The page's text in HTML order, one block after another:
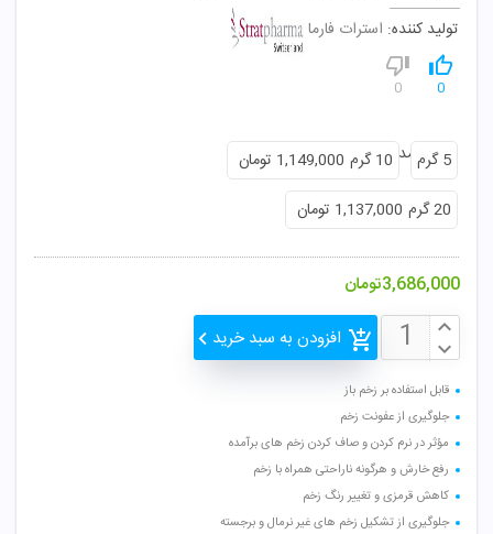
تولید کننده: استرات فارما
0
0
رنگ و مدلها :
5 گرم 10 گرم
1,149,000 تومان
20 گرم
1,137,000 تومان
3,686,000تومان
افزودن به سبد خرید
قابل استفاده بر زخم باز
جلوگیری از عفونت زخم
مؤثر در نرم کردن و صاف کردن زخم های برآمده
رفع خارش و هرگونه ناراحتی همراه با زخم
کاهش قرمزی و تغییر رنگ زخم
جلوگیری از تشکیل زخم های غیر نرمال و برجسته